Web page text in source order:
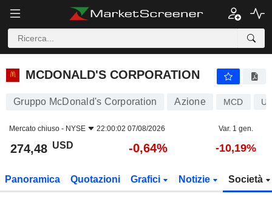
MCDONALD'S CORPORATION
Gruppo McDonald's Corporation Azione MCD
Mercato chiuso - NYSE 22:00:02 07/08/2026 Var. 1 gen.
274,48 USD -0,64% -10,19%
Panoramica Quotazioni Grafici Notizie Società